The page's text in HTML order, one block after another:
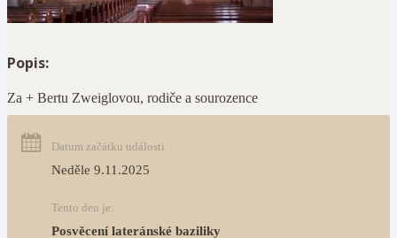
Popis:
Za + Bertu Zweiglovou, rodiče a sourozence
Datum začátku události
Neděle 9.11.2025
Tento den je:
Posvěcení lateránské baziliky